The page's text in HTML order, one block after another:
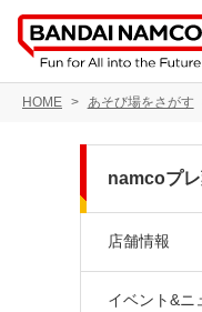
HOME あそび場をさがす
namcoプ
店舗情報
イベント&ニ